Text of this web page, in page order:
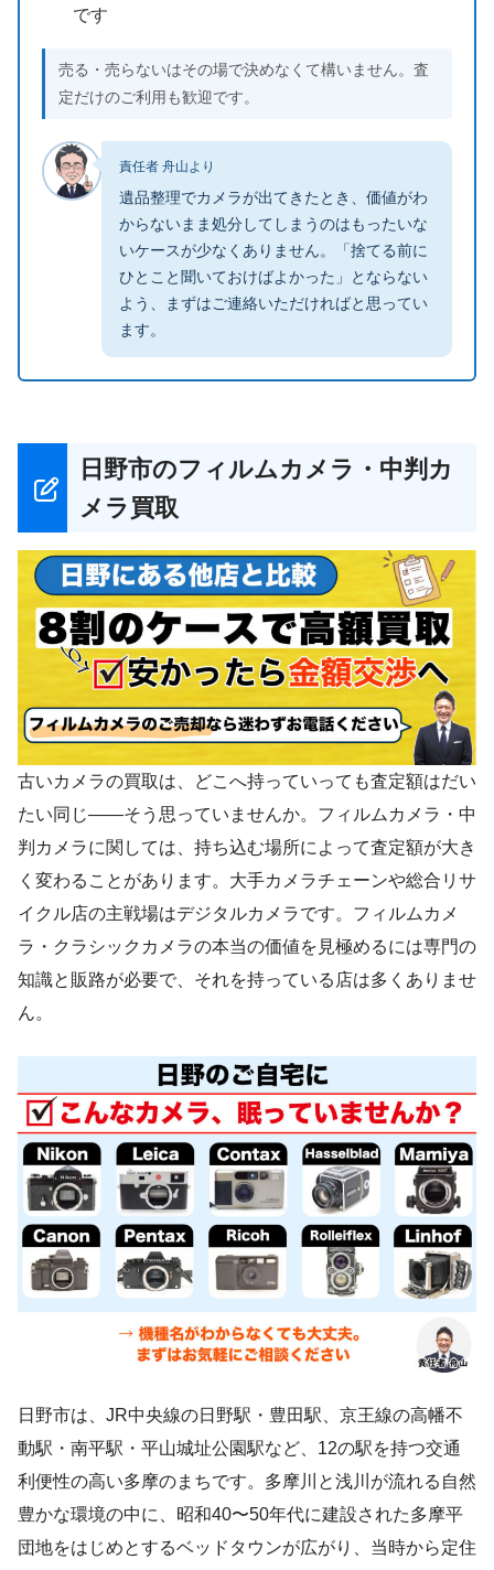
です
売る・売らないはその場で決めなくて構いません。査
定だけのご利用も歓迎です。
責任者 舟山より
遺品整理でカメラが出てきたとき、価値がわ
からないまま処分してしまうのはもったいな
いケースが少なくありません。「捨てる前に
ひとこと聞いておけばよかった」とならない
よう、まずはご連絡いただければと思ってい
ます。
日野市のフィルムカメラ・中判カ
メラ買取
古いカメラの買取は、どこへ持っていっても査定額はだい
たい同じ——そう思っていませんか。フィルムカメラ・中
判カメラに関しては、持ち込む場所によって査定額が大き
く変わることがあります。大手カメラチェーンや総合リサ
イクル店の主戦場はデジタルカメラです。フィルムカメ
ラ・クラシックカメラの本当の価値を見極めるには専門の
知識と販路が必要で、それを持っている店は多くありませ
ん。
日野市は、JR中央線の日野駅・豊田駅、京王線の高幡不
動駅・南平駅・平山城址公園駅など、12の駅を持つ交通
利便性の高い多摩のまちです。多摩川と浅川が流れる自然
豊かな環境の中に、昭和40〜50年代に建設された多摩平
団地をはじめとするベッドタウンが広がり、当時から定住